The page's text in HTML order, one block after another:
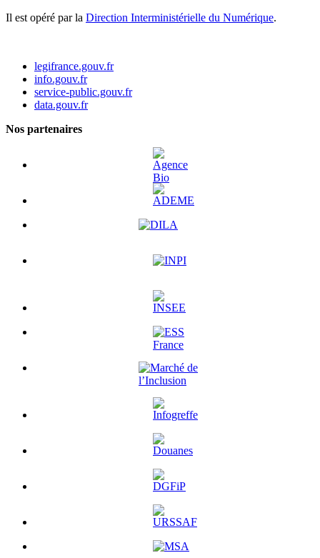
Il est opéré par la Direction Interministérielle du Numérique.
legifrance.gouv.fr
info.gouv.fr
service-public.gouv.fr
data.gouv.fr
Nos partenaires